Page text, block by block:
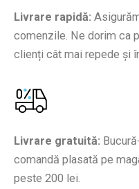
Livrare rapidă:
comenzile. Ne dorim ca
clienți cât mai repede și
Livrare gratuită:
comandă plasată pe
peste 200 lei.